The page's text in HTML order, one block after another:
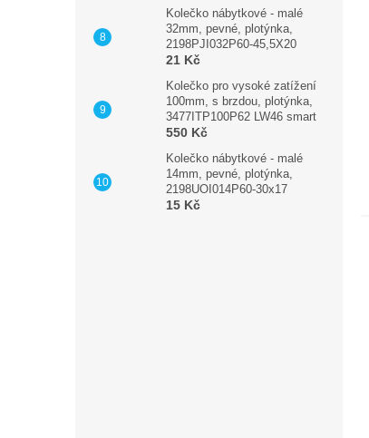
Kolečko nábytkové - malé
32mm, pevné, plotýnka,
2198PJI032P60-45,5X20
21 Kč
Kolečko pro vysoké zatížení
100mm, s brzdou, plotýnka,
3477ITP100P62 LW46 smart
550 Kč
Kolečko nábytkové - malé
14mm, pevné, plotýnka,
2198UOI014P60-30x17
15 Kč